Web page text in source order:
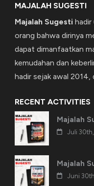
MAJALAH SUGESTI
Majalah Sugesti hadir
orang bahwa dirinya
dapat dimanfaatkan
kemudahan dan
hadir sejak awal 2014,
RECENT ACTIVITIES
Majalah
Juli
Majalah
Juni